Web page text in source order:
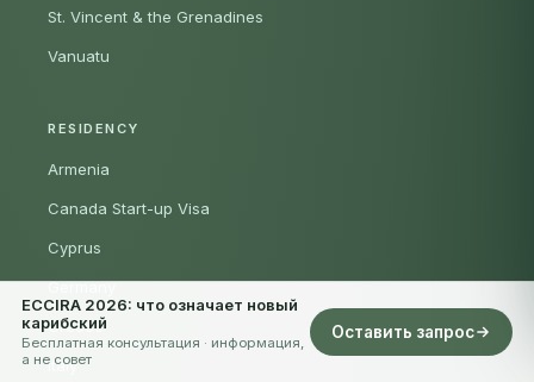
ECCIRA 2026: что означает новый
карибский
Бесплатная консультация · информация,
а не совет
Оставить запрос
St. Vincent & the Grenadines
Vanuatu
RESIDENCY
Armenia
Canada Start-up Visa
Cyprus
Germany
Greece
Italy